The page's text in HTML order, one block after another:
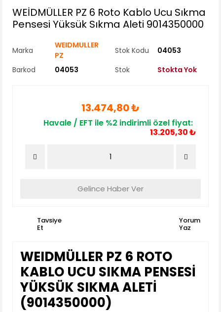
WEİDMÜLLER PZ 6 Roto Kablo Ucu Sıkma
Pensesi Yüksük Sıkma Aleti 9014350000
Marka
WEIDMULLER
PZ
Stok Kodu
04053
Barkod
04053 Stok Stokta Yok
13.474,80 ₺
Havale / EFT ile %2 indirimli özel fiyat:
13.205,30 ₺
Gelince Haber Ver
Tavsiye
Et
Yorum
Yaz
WEIDMÜLLER PZ 6 ROTO
KABLO UCU SIKMA PENSESİ
YÜKSÜK SIKMA ALETİ
(9014350000)